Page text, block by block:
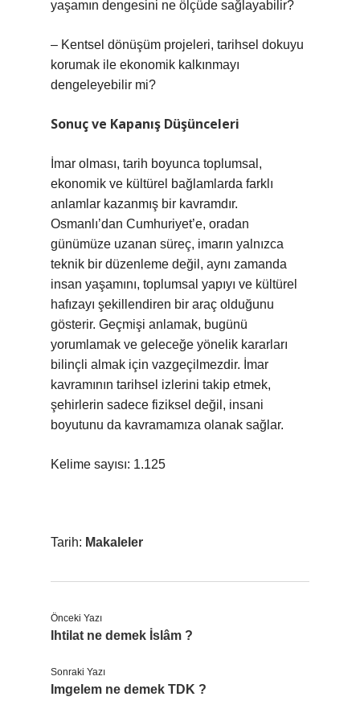
yaşamın dengesini ne ölçüde sağlayabilir?
– Kentsel dönüşüm projeleri, tarihsel dokuyu
korumak ile ekonomik kalkınmayı
dengeleyebilir mi?
Sonuç ve Kapanış Düşünceleri
İmar olması, tarih boyunca toplumsal,
ekonomik ve kültürel bağlamlarda farklı
anlamlar kazanmış bir kavramdır.
Osmanlı’dan Cumhuriyet’e, oradan
günümüze uzanan süreç, imarın yalnızca
teknik bir düzenleme değil, aynı zamanda
insan yaşamını, toplumsal yapıyı ve kültürel
hafızayı şekillendiren bir araç olduğunu
gösterir. Geçmişi anlamak, bugünü
yorumlamak ve geleceğe yönelik kararları
bilinçli almak için vazgeçilmezdir. İmar
kavramının tarihsel izlerini takip etmek,
şehirlerin sadece fiziksel değil, insani
boyutunu da kavramamıza olanak sağlar.
Kelime sayısı: 1.125
Tarih: Makaleler
Önceki Yazı
Ihtilat ne demek İslâm ?
Sonraki Yazı
Imgelem ne demek TDK ?